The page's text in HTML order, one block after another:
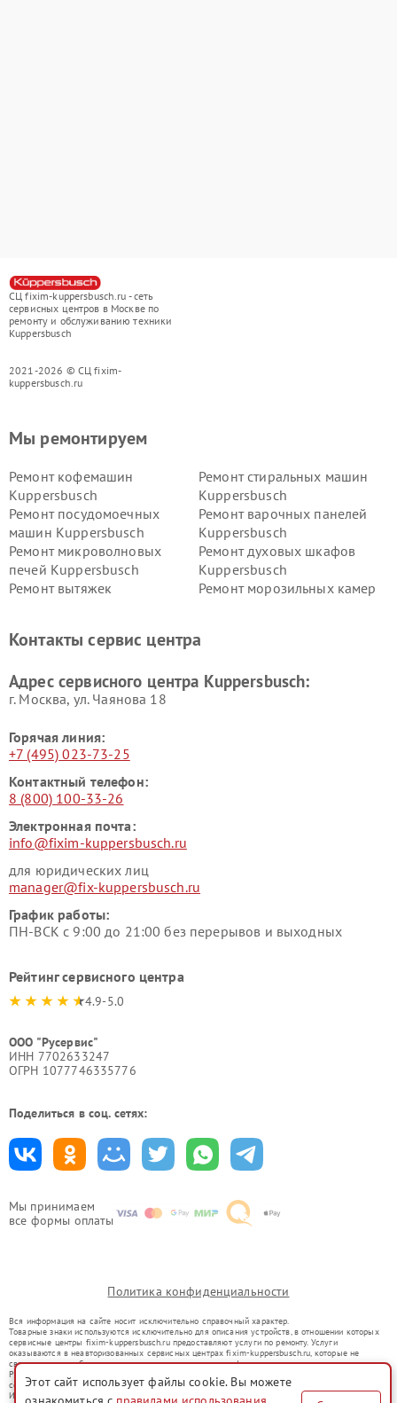
СЦ fixim-kuppersbusch.ru - сеть
сервисных центров в Москве по
ремонту и обслуживанию техники
Kuppersbusch
2021-2026 © СЦ fixim-
kuppersbusch.ru
Мы принимаем
все формы оплаты
Мы ремонтируем
Ремонт кофемашин
Kuppersbusch
Ремонт стиральных машин
Kuppersbusch
Ремонт посудомоечных
машин Kuppersbusch
Ремонт варочных панелей
Kuppersbusch
Ремонт микроволновых
печей Kuppersbusch
Ремонт духовых шкафов
Kuppersbusch
Ремонт вытяжек
Ремонт морозильных камер
Kuppersbusch
вакуумных упаковщиков
Ремонт сушильных машин Kuppersbusch
Контакты сервис центра
Адрес сервисного центра Kuppersbusch:
г. Москва, ул. Чаянова 18
Горячая линия:
+7 (495) 023-73-25
Контактный телефон:
8 (800) 100-33-26
Электронная почта:
info@fixim-kuppersbusch.ru
для юридических лиц
manager@fix-kuppersbusch.ru
График работы:
ПН-ВСК с 9:00 до 21:00 без перерывов и выходных
Рейтинг сервисного центра
4.9-5.0
ООО "Русервис"
ИНН 7702633247
ОГРН 1077746335776
Поделиться в соц. сетях:
Политика конфиденциальности
Вся информация на сайте носит исключительно справочный характер.
Товарные знаки используются исключительно для описания устройств, в отношении которых
сервисные центры fixim-kuppersbusch.ru предоставляют услуги по ремонту. Услуги
оказываются в неавторизованных сервисных центрах fixim-kuppersbusch.ru, которые не
связаны с правообладателями товарных знаков или их официальными представителями.
Ремонт осуществляется для устройств, уже введенных в гражданский оборот в соответствии
со статьей 1487 ГК РФ.
Использование товарных знаков не преследует цели индивидуализации услуг или введения
Этот сайт использует файлы cookie. Вы можете